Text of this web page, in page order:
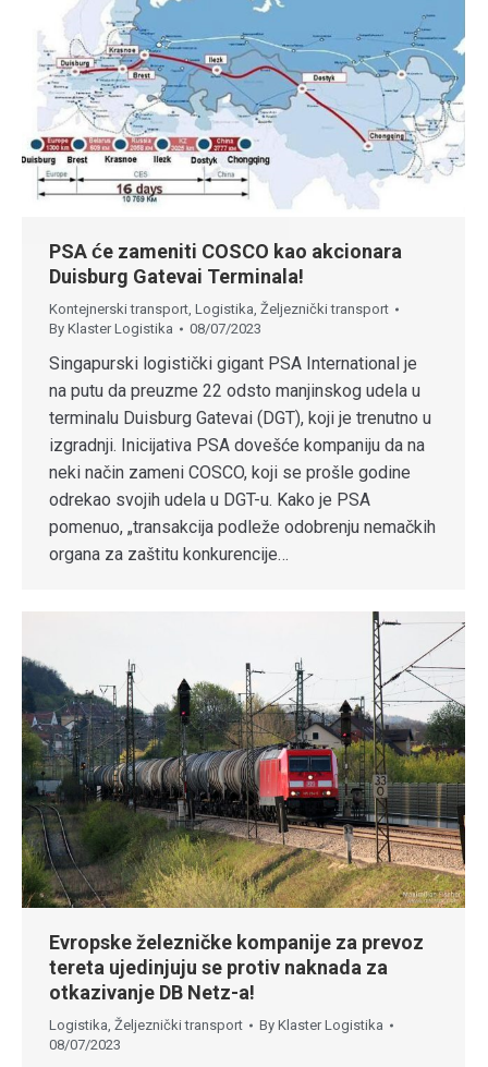
PSA će zameniti COSCO kao akcionara
Duisburg Gatevai Terminala!
Kontejnerski transport, Logistika, Željeznički transport
By Klaster Logistika 08/07/2023
Singapurski logistički gigant PSA International je
na putu da preuzme 22 odsto manjinskog udela u
terminalu Duisburg Gatevai (DGT), koji je trenutno u
izgradnji. Inicijativa PSA dovešće kompaniju da na
neki način zameni COSCO, koji se prošle godine
odrekao svojih udela u DGT-u. Kako je PSA
pomenuo, „transakcija podleže odobrenju nemačkih
organa za zaštitu konkurencije…
Evropske železničke kompanije za prevoz
tereta ujedinjuju se protiv naknada za
otkazivanje DB Netz-a!
Logistika Željeznički transport By Klaster Logistika
08/07/2023